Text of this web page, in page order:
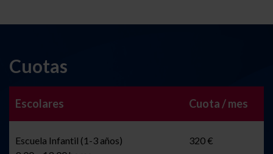
Cuotas
Escolares Cuota / mes
Escuela Infantil (1-3 años)
320 €